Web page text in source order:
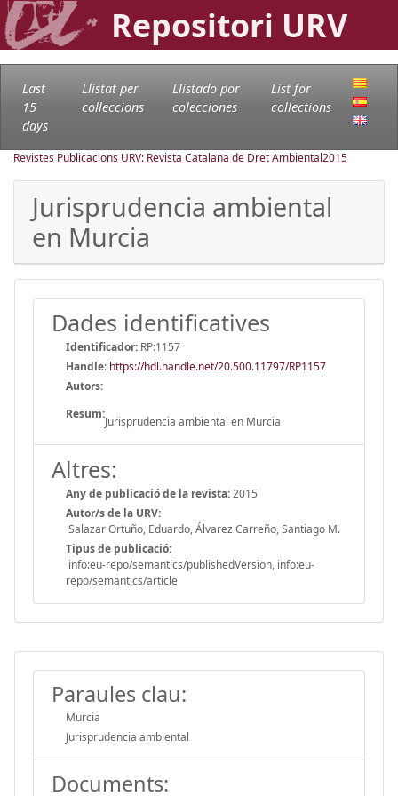
Repositori URV
Last
15
days
Llistat per
col·leccions
Llistado por
colecciones
List for
collections
Revistes Publicacions URV: Revista Catalana de Dret Ambiental2015
Jurisprudencia ambiental
en Murcia
Dades identificatives
Identificador: RP:1157
Handle: https://hdl.handle.net/20.500.11797/RP1157
Autors:
Resum:
Jurisprudencia ambiental en Murcia
Altres:
Any de publicació de la revista:2015
Autor/s de la URV:
Salazar Ortuño, Eduardo, Álvarez Carreño, Santiago M.
Tipus de publicació:
info:eu-repo/semantics/publishedVersion, info:eu-
repo/semantics/article
Paraules clau:
Murcia
Jurisprudencia ambiental
Documents: